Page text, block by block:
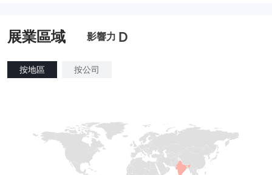
展業區域 影響力 D
按地區 按公司